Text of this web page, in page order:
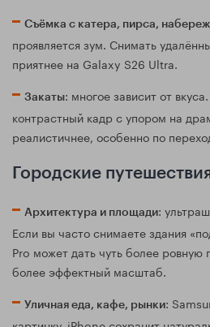
Съёмка с катера, пирса,
проявляется зум. Снимать
приятнее на Galaxy S26 Ultra.
Закаты: многое зависит от
контрастный кадр с упором на
реалистичнее, особенно по
Городские
Архитектура и площади:
Если вы часто снимаете здания
Pro может дать чуть более
более эффектный масштаб.
Уличная еда, кафе, рынки: